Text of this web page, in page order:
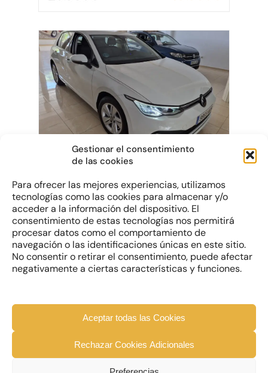
Gestionar el consentimiento
de las cookies
Para ofrecer las mejores experiencias, utilizamos
tecnologías como las cookies para almacenar y/o
acceder a la información del dispositivo. El
consentimiento de estas tecnologías nos permitirá
procesar datos como el comportamiento de
navegación o las identificaciones únicas en este sitio.
No consentir o retirar el consentimiento, puede afectar
negativamente a ciertas características y funciones.
Aceptar todas las Cookies
Rechazar Cookies Adicionales
VOLKSWAGEN Golf 2.0 TDI GOLF
2.0TDI LIFE 85KW 116CV
BLANCO
Diesel | 2023 | 39.954 km
Precio
22.950€
Precio Financiado
21.950€